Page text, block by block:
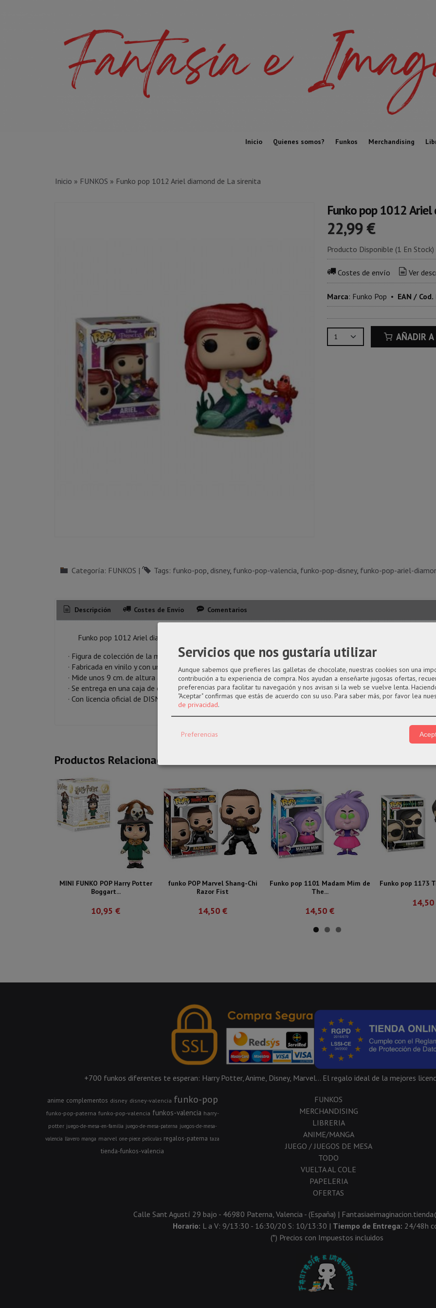
Inicio Quienes somos? Funkos Merchandising
Inicio » FUNKOS » Funko pop 1012 Ariel diamond de La sirenita
Funko pop 1012
22,99 €
Producto Disponible (1 En Stock)
Costes de envío Ver
Marca: Funko Pop • EAN /
AÑADIR A
Categoría: FUNKOS | Tags: funko-pop disney funko-pop-valencia funko-pop-disney funko-pop-ariel-
Descripción Costes de Envío Comentarios
Funko pop 1012 Ariel diamond de La sirenita
· Figura de colección de la marca Funko Pop!
· Fabricada en vinilo y con una cabeza de tamaño desproporcionado como principal rasgo distintivo.
· Mide unos 9 cm. de altura aproximada.
· Se entrega en una caja de cartón y plástico rígido transparente.
· Con licencia oficial de DISNEY
Productos Relacionados
MINI FUNKO POP Harry Potter
Boggart...
10,95 €
funko POP Marvel Shang-Chi
Razor Fist
14,50 €
Funko pop 1101 Madam Mim de
The...
14,50 €
Funko pop 1173
+700 funkos diferentes te esperan: Harry Potter, Anime, Disney, Marvel... El regalo ideal de la mejores
anime complementos disney disney-valencia funko-pop
funko-pop-paterna funko-pop-valencia funkos-valencia harry-
potter juego-de-mesa-en-familia juego-de-mesa-paterna juegos-de-mesa-
valencia llavero manga marvel one-piece peliculas regalos-paterna taza
tienda-funkos-valencia
FUNKOS
MERCHANDISING
LIBRERIA
ANIME/MANGA
JUEGO / JUEGOS DE MESA
TODO
VUELTA AL COLE
PAPELERIA
OFERTAS
Calle Sant Agustí 29 bajo - 46980 Paterna, Valencia - (España) |
Horario: L a V: 9/13:30 - 16:30/20 S: 10/13:30 | Tiempo de Entrega: 24/48h
(*) Precios con Impuestos incluidos
Servicios que nos gustaría utilizar
Aunque sabemos que prefieres las galletas de chocolate, nuestras cookies son una
contribución a tu experiencia de compra. Nos ayudan a enseñarte jugosas ofertas,
preferencias para facilitar tu navegación y nos avisan si la web se vuelve lenta.
"Aceptar" confirmas que estás de acuerdo con su uso. Para saber más, por favor lea
de privacidad.
Preferencias